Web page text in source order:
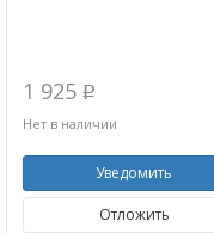
1 925 p
Нет в наличии
Уведомить
Отложить